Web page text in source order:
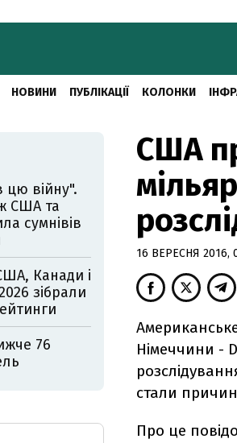
НОВИНИ ПУБЛІКАЦІЇ КОЛОНКИ
США
16 ВЕРЕСНЯ 2016,
Німеччини -
стали
Про це
цю війну".
США та
сумнівів
Канади і
зібрали
76